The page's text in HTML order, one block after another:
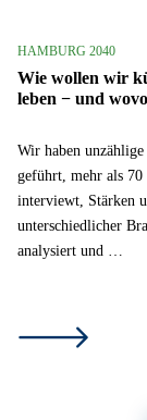
HAMBURG 2040
Wie wollen wir
leben − und
Wir haben unzählige
geführt, mehr als 70
interviewt, Stärken
unterschiedlicher
analysiert und …